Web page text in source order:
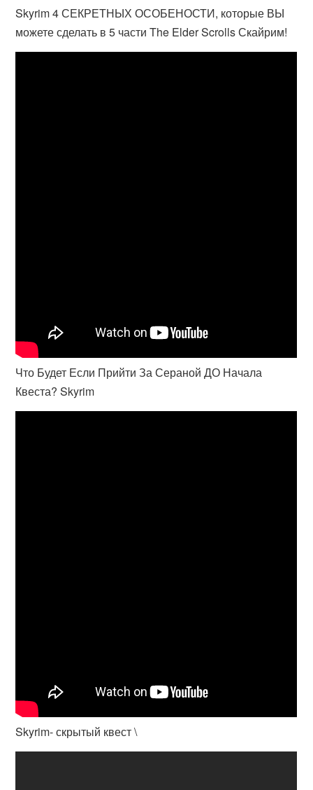
Skyrim 4 СЕКРЕТНЫХ ОСОБЕНОСТИ, которые ВЫ
можете сделать в 5 части The Elder Scrolls Скайрим!
Что Будет Если Прийти За Сераной ДО Начала
Квеста? Skyrim
Skyrim- скрытый квест \